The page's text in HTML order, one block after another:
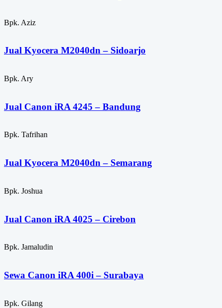
Bpk. Aziz
Jual Kyocera M2040dn – Sidoarjo
Bpk. Ary
Jual Canon iRA 4245 – Bandung
Bpk. Tafrihan
Jual Kyocera M2040dn – Semarang
Bpk. Joshua
Jual Canon iRA 4025 – Cirebon
Bpk. Jamaludin
Sewa Canon iRA 400i – Surabaya
Bpk. Gilang